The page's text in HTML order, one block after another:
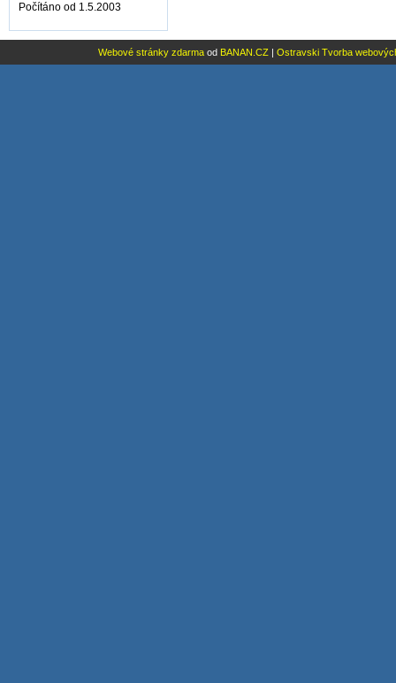
Počítáno od 1.5.2003
Webové stránky zdarma od BANAN.CZ | Ostravski Tvorba